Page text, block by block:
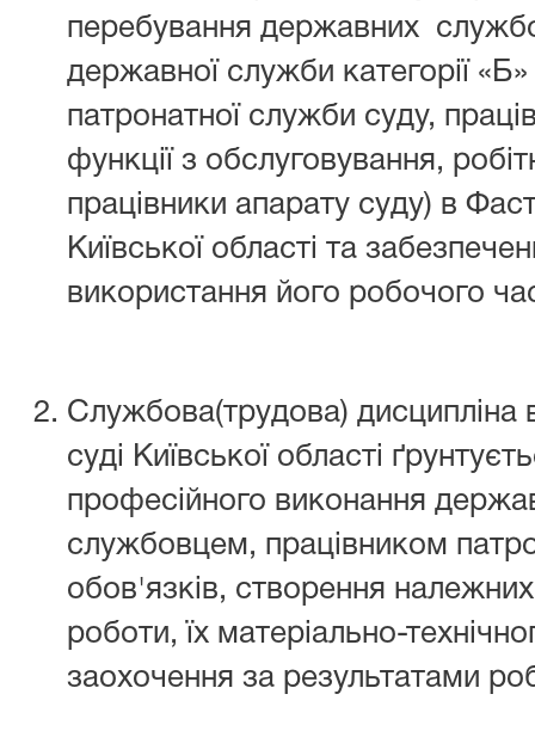
перебування державних
державної служби категорії «Б»
патронатної служби суду,
функції з обслуговування,
працівники апарату суду) в
Київської області та
використання його робочого
Службова(трудова)
суді Київської області
професійного виконання
службовцем, працівником
обов'язків, створення
роботи, їх матеріально-
заохочення за результатами